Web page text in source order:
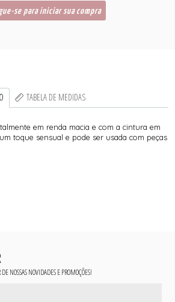
se para iniciar sua compra
TABELA DE MEDIDAS
em renda macia e com a cintura em
toque sensual e pode ser usada com peças
NOSSAS NOVIDADES E PROMOÇÕES!